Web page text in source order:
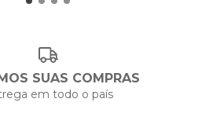
SUAS COMPRAS
em todo o país